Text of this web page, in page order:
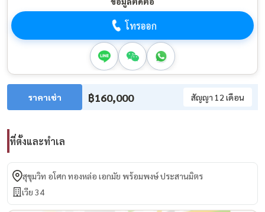
โทรออก
ราคาเช่า ฿160,000 สัญญา 12 เดือน
ที่ตั้งและทำเล
สุขุมวิท อโศก ทองหล่อ เอกมัย พร้อมพงษ์ ประสานมิตร
เวีย 34